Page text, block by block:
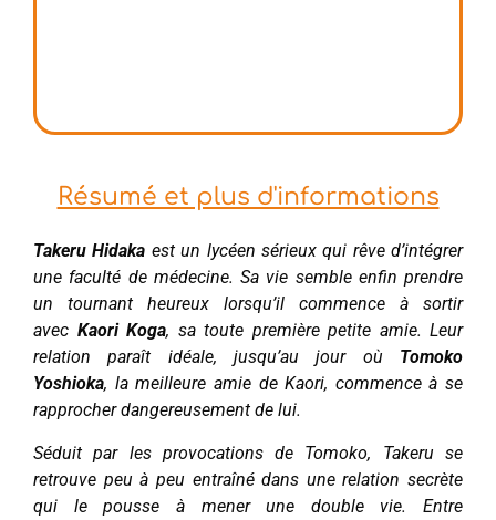
Résumé et plus d'informations
Takeru Hidaka est un lycéen sérieux qui rêve d’intégrer
une faculté de médecine. Sa vie semble enfin prendre
un tournant heureux lorsqu’il commence à sortir
avec Kaori Koga, sa toute première petite amie. Leur
relation paraît idéale, jusqu’au jour où Tomoko
Yoshioka, la meilleure amie de Kaori, commence à se
rapprocher dangereusement de lui.
Séduit par les provocations de Tomoko, Takeru se
retrouve peu à peu entraîné dans une relation secrète
qui le pousse à mener une double vie. Entre